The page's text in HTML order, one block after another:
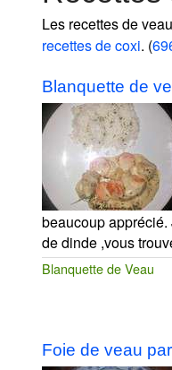
Les recettes de
recettes de coxi. (
Blanquette de
beaucoup
de dinde ,vous
Blanquette de Veau
Foie de veau